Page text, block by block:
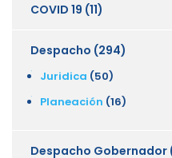
COVID 19 (11)
Despacho (294)
Juridica (50)
Planeación (16)
Despacho Gobernador